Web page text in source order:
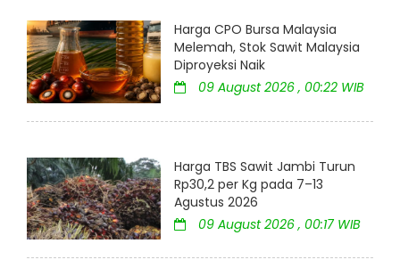
Harga CPO Bursa Malaysia
Melemah, Stok Sawit Malaysia
Diproyeksi Naik
09 August 2026 , 00:22 WIB
Harga TBS Sawit Jambi Turun
Rp30,2 per Kg pada 7–13
Agustus 2026
09 August 2026 , 00:17 WIB